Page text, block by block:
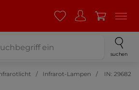
suchen
Infrarot-Lampen IN: 29682